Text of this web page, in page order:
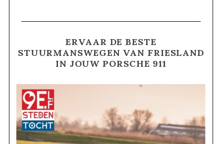
ERVAAR DE BESTE
STUURMANSWEGEN VAN FRIESLAND
IN JOUW PORSCHE 911